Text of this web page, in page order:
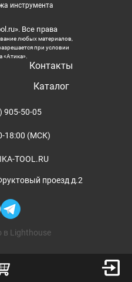
инструмента
Все права
любых материалов,
при условии
«Атика».
Контакты
Каталог
905-50-05
18:00 (МСК)
TOOL.RU
проезд д.2
в Lighthouse